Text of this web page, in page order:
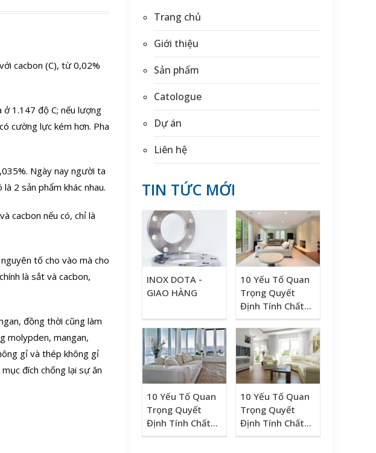
cacbon (C), từ 0,02%
1.147 độ C; nếu lượng
cường lực kém hơn. Pha
Ngày nay người ta
2 sản phẩm khác nhau.
cacbon nếu có, chỉ là
tố cho vào mà cho
là sắt và cacbon,
đồng thời cũng làm
molypden, mangan,
gỉ và thép không gỉ
đích chống lại sự ăn
Trang chủ
Giới thiệu
Sản phẩm
Catologue
Dự án
Liên hệ
TIN TỨC MỚI
INOX DOTA -
GIAO HÀNG
10 Yếu Tố Quan
Trọng Quyết
Định Tính Chất
Của Thép Có Thể
Bạn Chưa Biết!
10 Yếu Tố Quan
Trọng Quyết
Định Tính Chất
Của Thép Có Thể
10 Yếu Tố Quan
Trọng Quyết
Định Tính Chất
Của Thép Có Thể